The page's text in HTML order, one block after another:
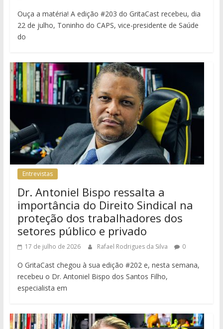
Ouça a matéria! A edição #203 do GritaCast recebeu, dia
22 de julho, Toninho do CAPS, vice-presidente de Saúde
do
Entrevistas
Dr. Antoniel Bispo ressalta a
importância do Direito Sindical na
proteção dos trabalhadores dos
setores público e privado
17 de julho de 2026 Rafael Rodrigues da Silva 0
O GritaCast chegou à sua edição #202 e, nesta semana,
recebeu o Dr. Antoniel Bispo dos Santos Filho,
especialista em